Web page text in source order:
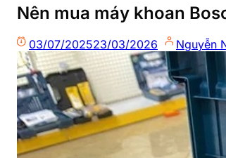
Nên mua máy khoan
03/07/202523/03/2026 Nguyễn